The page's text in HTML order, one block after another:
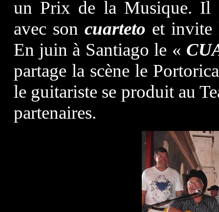
un Prix de la Musique. Il
avec son cuarteto et
En juin à Santiago le «
partage la scène le
le guitariste se produit au
partenaires.